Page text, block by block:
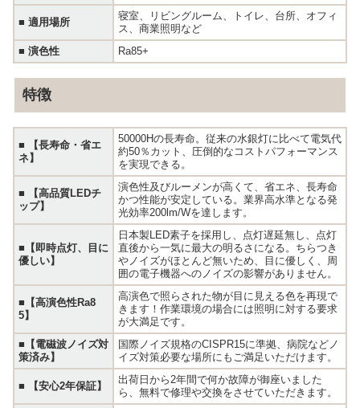
■ 適用場所
寝室、リビングルーム、トイレ、台所、オフィ
ス、商業照明など
■ 演色性 Ra85+
特徴
■ 【長寿命・省エ
ネ】
50000Hの長寿命。従来の水銀灯に比べて電気代
約50％カット、圧倒的なコストパフォーマンス
を実現できる。
■ 【高品質LEDチ
ップ】
演色性及びルーメンが高くて、省エネ、長寿命
かつ性能が安定している。業界高水準となる発
光効率200lm/Wを達します。
■ 【即時点灯、目に
優しい】
日本製LED素子を採用し、点灯遅延無し、点灯
直後から一気に最大の明るさになる。ちらつき
やノイズがほとんど無いため、目に優しく、周
囲の電子機器へのノイズの影響がありません。
■ 【高演色性Ra8
5】
高演色で照らされた物が目に見える色を再現で
きます！作業環境の場合には照明に対する要求
が大満足です。
■ 【電磁波ノイズ対
策済み】
国際ノイズ規格のCISPR15に準拠、病院などノ
イズ対策必要な場所にもご満足いただけます。
■ 【安心2年保証】
出荷日から2年間で何か故障が御座いました
ら、無料で修理や交換をさせていただきます。